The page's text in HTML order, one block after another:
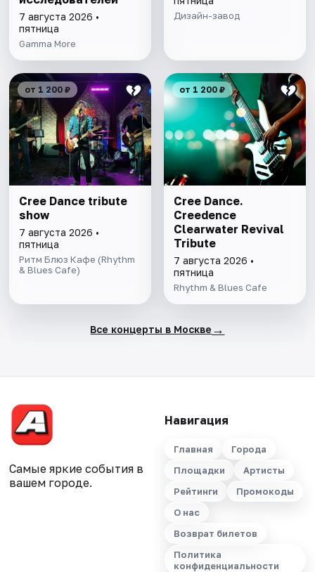
7 августа 2026 •
пятница
Gamma More
Дизайн-завод
от 1 200 ₽
Cree Dance tribute
show
7 августа 2026 •
пятница
Ритм Блюз Кафе (Rhythm
& Blues Cafe)
от 1 200 ₽
Cree Dance.
Creedence
Clearwater Revival
Tribute
7 августа 2026 •
пятница
Rhythm & Blues Cafe
Все концерты в Москве →
Самые яркие события в
вашем городе.
Навигация
Главная
Города
Площадки
Артисты
Рейтинги
Промокоды
О нас
Возврат билетов
Политика
конфиденциальности